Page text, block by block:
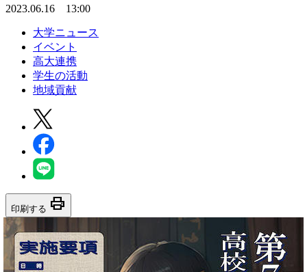
2023.06.16 13:00
大学ニュース
イベント
高大連携
学生の活動
地域貢献
印刷する print